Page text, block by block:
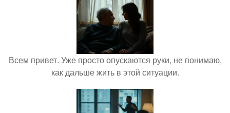
Всем привет. Уже просто опускаются руки, не понимаю,
как дальше жить в этой ситуации.